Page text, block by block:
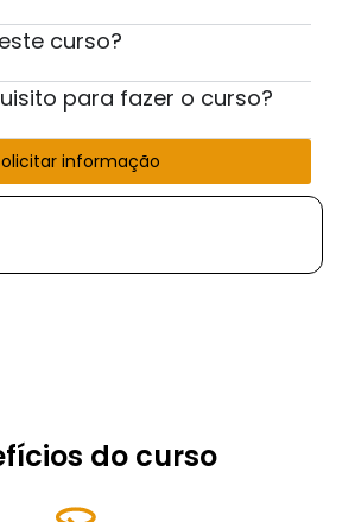
curso?
para fazer o curso?
informação
do curso